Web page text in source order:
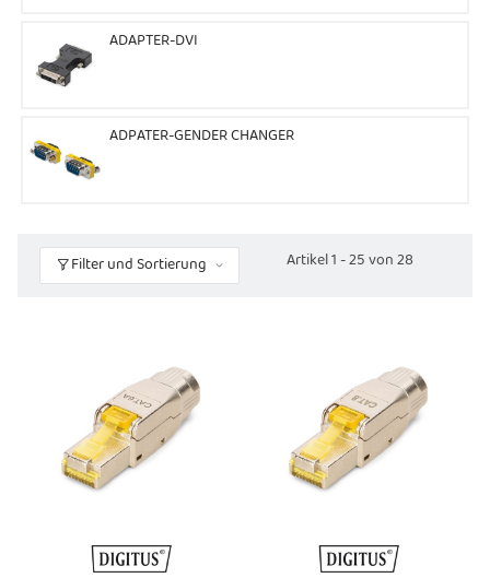
ADAPTER-DVI
ADPATER-GENDER CHANGER
Filter und Sortierung Artikel 1 - 25 von 28